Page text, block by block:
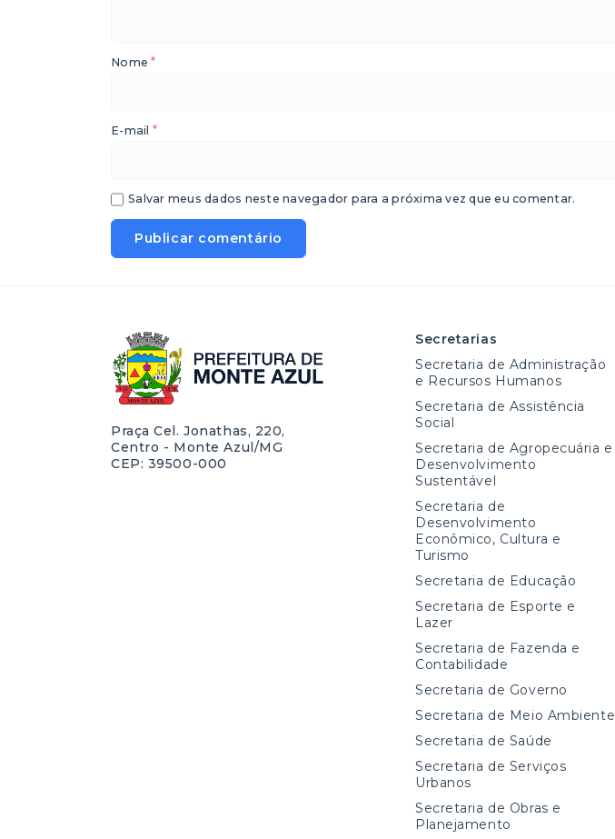
Nome*
E-mail *
Salvar meus dados neste navegador para a próxima vez que eu comentar.
Praça Cel. Jonathas, 220,
Centro - Monte Azul/MG
CEP: 39500-000
Secretarias
Secretaria de Administração
e Recursos Humanos
Secretaria de Assistência
Social
Secretaria de Agropecuária e
Desenvolvimento
Sustentável
Secretaria de
Desenvolvimento
Econômico, Cultura e
Turismo
Secretaria de Educação
Secretaria de Esporte e
Lazer
Secretaria de Fazenda e
Contabilidade
Secretaria de Governo
Secretaria de Meio Ambiente
Secretaria de Saúde
Secretaria de Serviços
Urbanos
Secretaria de Obras e
Planejamento